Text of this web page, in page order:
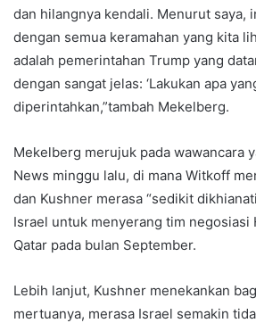
dan hilangnya kendali. Menurut saya,
dengan semua keramahan yang kita
adalah pemerintahan Trump yang
dengan sangat jelas: ‘Lakukan apa
diperintahkan,”tambah Mekelberg.
Mekelberg merujuk pada wawancara
News minggu lalu, di mana Witkoff
dan Kushner merasa “sedikit
Israel untuk menyerang tim negosiasi
Qatar pada bulan September.
Lebih lanjut, Kushner menekankan
mertuanya, merasa Israel semakin